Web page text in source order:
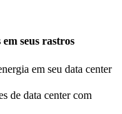
seus rastros
em seu data center
de data center com